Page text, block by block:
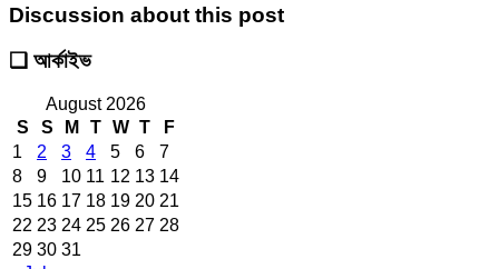
Discussion about this post
❑ আর্কাইভ
August 2026
S
S M T W T
F
1
2 3 4 5 6
7
8
9 10 11 12 13 14
15 16 17 18 19 20 21
22 23 24 25 26 27 28
29 30 31